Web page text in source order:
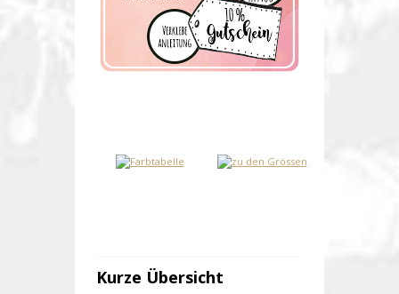
Kurze Übersicht